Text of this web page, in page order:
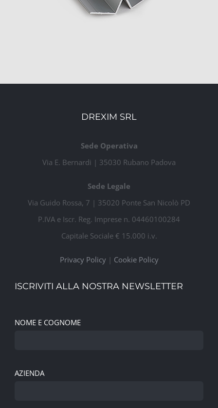
DREXIM SRL
Sede Operativa
Via E. Bernardi | 35030 Rubano Padova
Sede Legale
Via Guido Rossa, 7 | 35020 Ponte San Nicolò PD
P.IVA e Iscr. Reg. Imprese n. 04460100284
Capitale Sociale € 15.000 i.v.
Privacy Policy| Cookie Policy
ISCRIVITI ALLA NOSTRA NEWSLETTER
NOME E COGNOME
AZIENDA